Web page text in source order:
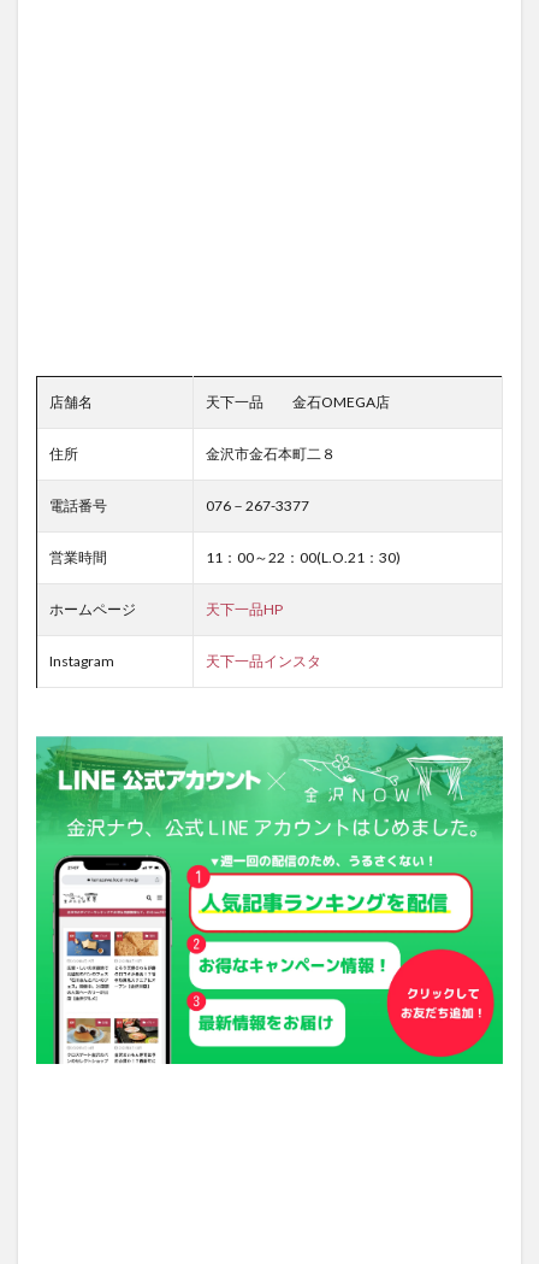
店舗名 天下一品 金石OMEGA店
住所 金沢市金石本町二８
電話番号 076－267-3377
営業時間 11：00～22：00(L.O.21：30)
ホームページ 天下一品HP
Instagram 天下一品インスタ